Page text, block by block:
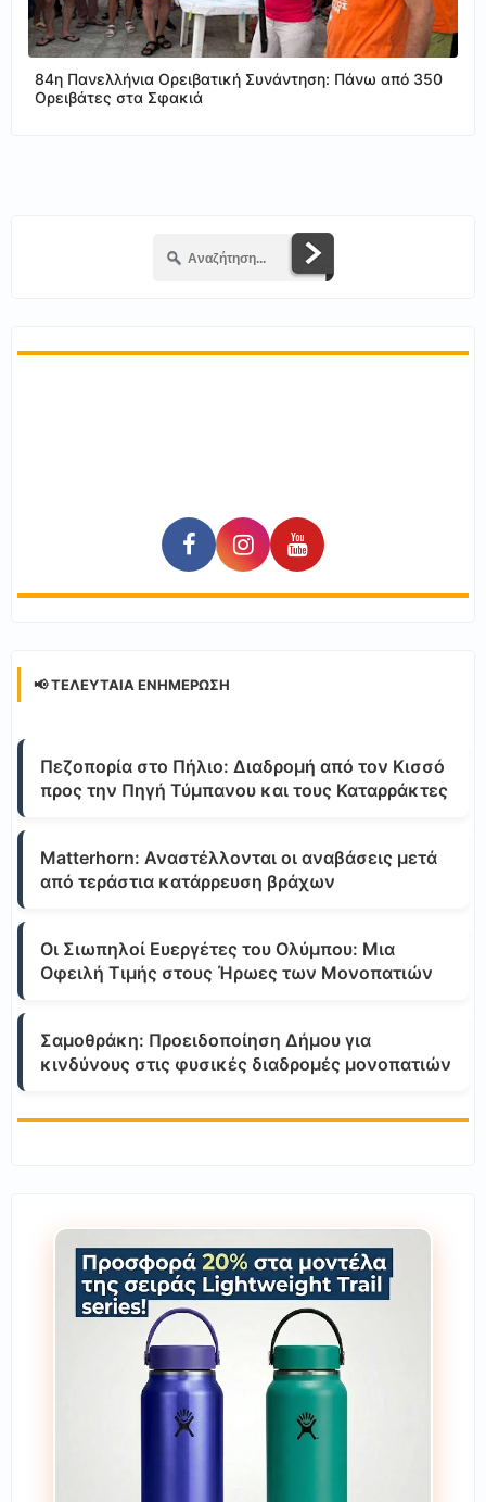
84η Πανελλήνια Ορειβατική Συνάντηση: Πάνω από 350
Ορειβάτες στα Σφακιά
📢 ΤΕΛΕΥΤΑΊΑ ΕΝΗΜΈΡΩΣΗ
Πεζοπορία στο Πήλιο: Διαδρομή από τον Κισσό
προς την Πηγή Τύμπανου και τους Καταρράκτες
Matterhorn: Αναστέλλονται οι αναβάσεις μετά
από τεράστια κατάρρευση βράχων
Οι Σιωπηλοί Ευεργέτες του Ολύμπου: Μια
Οφειλή Τιμής στους Ήρωες των Μονοπατιών
Σαμοθράκη: Προειδοποίηση Δήμου για
κινδύνους στις φυσικές διαδρομές μονοπατιών